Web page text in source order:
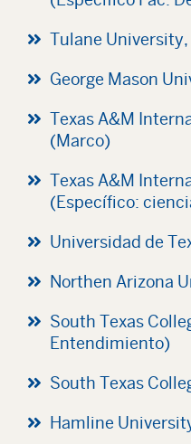
Tulane University,
George Mason
Texas A&M
(Marco)
Texas A&M
(Específico:
Universidad de
Northen Arizona
South Texas
Entendimiento)
South Texas
Hamline